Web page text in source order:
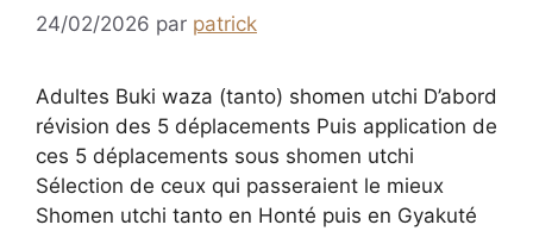
24/02/2026 par patrick
Adultes Buki waza (tanto) shomen utchi D’abord
révision des 5 déplacements Puis application de
ces 5 déplacements sous shomen utchi
Sélection de ceux qui passeraient le mieux
Shomen utchi tanto en Honté puis en Gyakuté